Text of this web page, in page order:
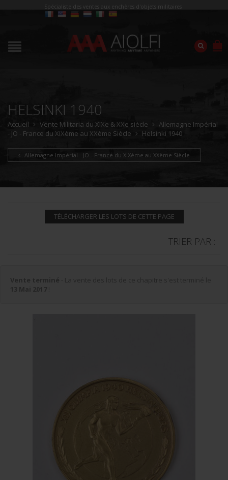
Spécialiste des ventes aux enchères d'objets militaires
HELSINKI 1940
Accueil Vente Militaria du XIXe & XXe siècle
Allemagne Impérial
- JO - France du XIXème au XXème Siècle
Helsinki 1940
Allemagne Impérial - JO - France du XIXème au XXème Siècle
TÉLÉCHARGER LES LOTS DE CETTE PAGE
TRIER PAR :